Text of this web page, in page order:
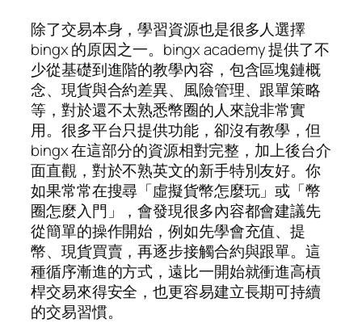
除了交易本身，學習資源也是很多人選擇
bingx 的原因之一。bingx academy 提供了不
少從基礎到進階的教學內容，包含區塊鏈概
念、現貨與合約差異、風險管理、跟單策略
等，對於還不太熟悉幣圈的人來說非常實
用。很多平台只提供功能，卻沒有教學，但
bingx 在這部分的資源相對完整，加上後台介
面直觀，對於不熟英文的新手特別友好。你
如果常常在搜尋「虛擬貨幣怎麼玩」或「幣
圈怎麼入門」，會發現很多內容都會建議先
從簡單的操作開始，例如先學會充值、提
幣、現貨買賣，再逐步接觸合約與跟單。這
種循序漸進的方式，遠比一開始就衝進高槓
桿交易來得安全，也更容易建立長期可持續
的交易習慣。